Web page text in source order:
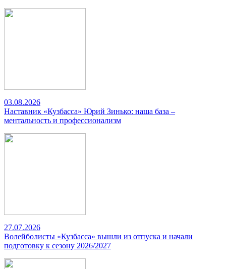
03.08.2026
Наставник «Кузбасса» Юрий Зинько: наша база –
ментальность и профессионализм
27.07.2026
Волейболисты «Кузбасса» вышли из отпуска и начали
подготовку к сезону 2026/2027